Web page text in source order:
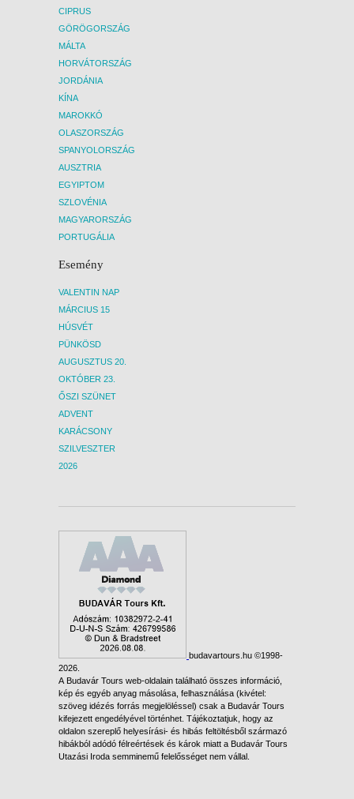
CIPRUS
GÖRÖGORSZÁG
MÁLTA
HORVÁTORSZÁG
JORDÁNIA
KÍNA
MAROKKÓ
OLASZORSZÁG
SPANYOLORSZÁG
AUSZTRIA
EGYIPTOM
SZLOVÉNIA
MAGYARORSZÁG
PORTUGÁLIA
Esemény
VALENTIN NAP
MÁRCIUS 15
HÚSVÉT
PÜNKÖSD
AUGUSZTUS 20.
OKTÓBER 23.
ŐSZI SZÜNET
ADVENT
KARÁCSONY
SZILVESZTER
2026
budavartours.hu ©1998-
2026.
A Budavár Tours web-oldalain található összes információ,
kép és egyéb anyag másolása, felhasználása (kivétel:
szöveg idézés forrás megjelöléssel) csak a Budavár Tours
kifejezett engedélyével történhet. Tájékoztatjuk, hogy az
oldalon szereplő helyesírási- és hibás feltöltésből származó
hibákból adódó félreértések és károk miatt a Budavár Tours
Utazási Iroda semminemű felelősséget nem vállal.